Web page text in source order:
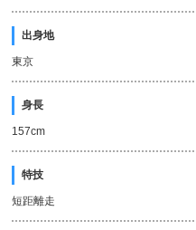
出身地
東京
身長
157cm
特技
短距離走